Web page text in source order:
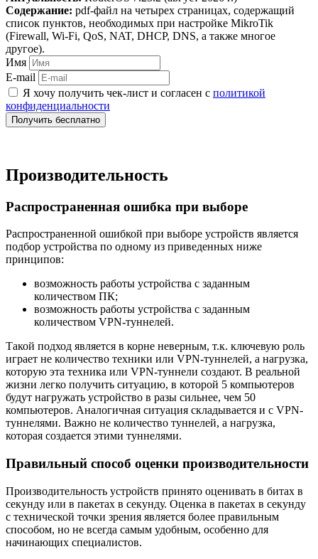
Содержание: pdf-файл на четырех страницах, содержащий
список пунктов, необходимых при настройке MikroTik
(Firewall, Wi‑Fi, QoS, NAT, DHCP, DNS, а также многое
другое).
Имя
E-mail
Я хочу получить чек‑лист и согласен с политикой
конфиденциальности
Получить бесплатно
Производительность
Распространенная ошибка при выборе
Распространенной ошибкой при выборе устройств является
подбор устройства по одному из приведенных ниже
принципов:
возможность работы устройства с заданным
количеством ПК;
возможность работы устройства с заданным
количеством VPN-туннелей.
Такой подход является в корне неверным, т.к. ключевую роль
играет не количество техники или VPN-туннелей, а нагрузка,
которую эта техника или VPN-туннели создают. В реальной
жизни легко получить ситуацию, в которой 5 компьютеров
будут нагружать устройство в разы сильнее, чем 50
компьютеров. Аналогичная ситуация складывается и с VPN-
туннелями. Важно не количество туннелей, а нагрузка,
которая создается этими туннелями.
Правильный способ оценки производительности
Производительность устройств принято оценивать в битах в
секунду или в пакетах в секунду. Оценка в пакетах в секунду
с технической точки зрения является более правильным
способом, но не всегда самым удобным, особенно для
начинающих специалистов.